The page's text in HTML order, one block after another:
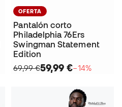
OFERTA
Pantalón corto
Philadelphia 76Ers
Swingman Statement
Edition
69,99 €59,99 €−14%